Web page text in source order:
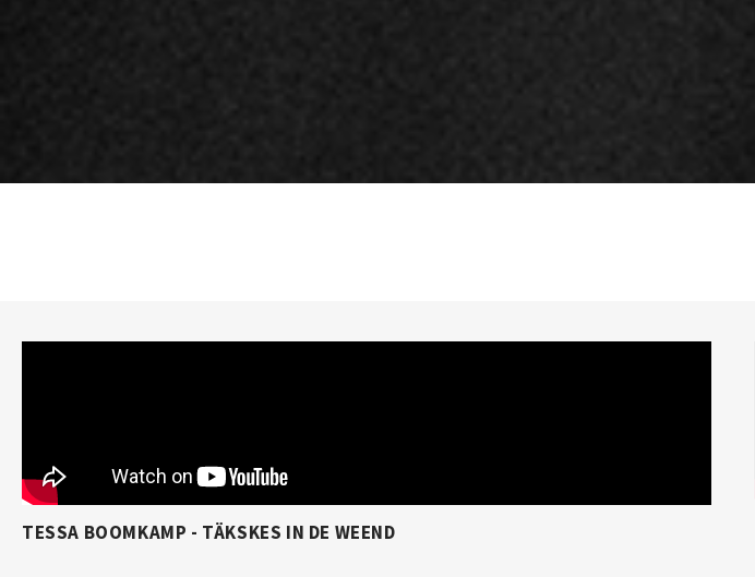
TESSA BOOMKAMP - TÄKSKES IN DE WEEND